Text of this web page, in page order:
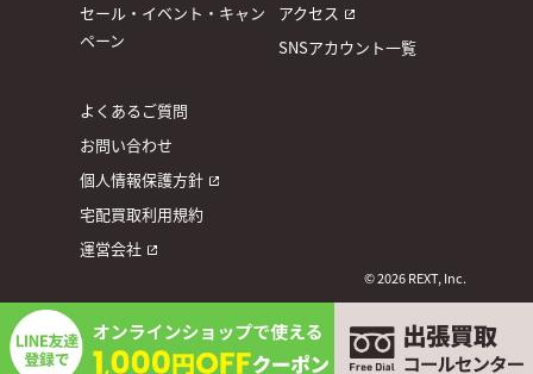
セール・イベント・キャン
ペーン
アクセス
SNSアカウント一覧
よくあるご質問
お問い合わせ
個人情報保護方針
宅配買取利用規約
運営会社
© 2026 REXT, Inc.